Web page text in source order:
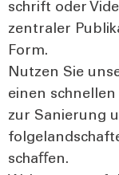
schrift oder
zen­tra­ler
Form.
Nut­zen Sie
einen
zur Sanie­rung
schaﬀen.